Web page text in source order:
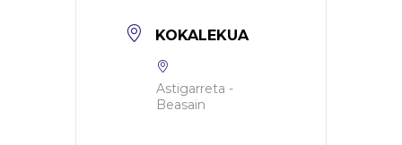
KOKALEKUA
Astigarreta -
Beasain